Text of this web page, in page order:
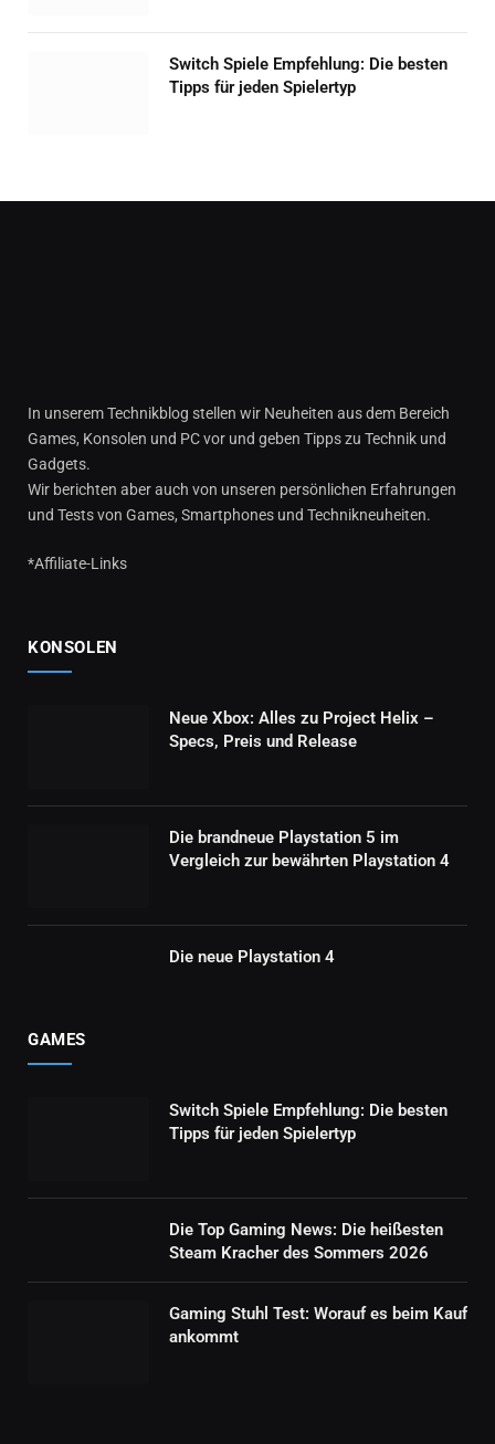
Switch Spiele Empfehlung: Die besten
Tipps für jeden Spielertyp
In unserem Technikblog stellen wir Neuheiten aus dem Bereich
Games, Konsolen und PC vor und geben Tipps zu Technik und
Gadgets.
Wir berichten aber auch von unseren persönlichen Erfahrungen
und Tests von Games, Smartphones und Technikneuheiten.
*Affiliate-Links
KONSOLEN
Neue Xbox: Alles zu Project Helix –
Specs, Preis und Release
Die brandneue Playstation 5 im
Vergleich zur bewährten Playstation 4
Die neue Playstation 4
GAMES
Switch Spiele Empfehlung: Die besten
Tipps für jeden Spielertyp
Die Top Gaming News: Die heißesten
Steam Kracher des Sommers 2026
Gaming Stuhl Test: Worauf es beim Kauf
ankommt